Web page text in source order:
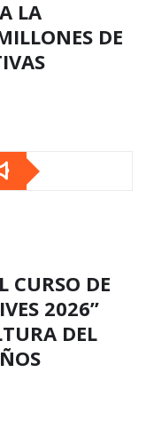
LA
DE
CURSO DE
2026”
DEL